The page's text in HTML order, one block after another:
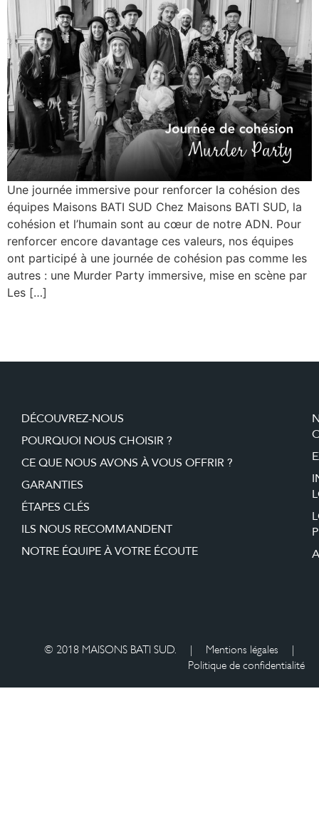
Une journée immersive pour renforcer la cohésion des
équipes Maisons BATI SUD Chez Maisons BATI SUD, la
cohésion et l’humain sont au cœur de notre ADN. Pour
renforcer encore davantage ces valeurs, nos équipes
ont participé à une journée de cohésion pas comme les
autres : une Murder Party immersive, mise en scène par
Les […]
DÉCOUVREZ-NOUS
POURQUOI NOUS CHOISIR ?
CE QUE NOUS AVONS À VOUS OFFRIR ?
GARANTIES
ÉTAPES CLÉS
ILS NOUS RECOMMANDENT
NOTRE ÉQUIPE À VOTRE ÉCOUTE
© 2018 MAISONS BATI SUD. | Mentions légales
|
Politique de confidentialité